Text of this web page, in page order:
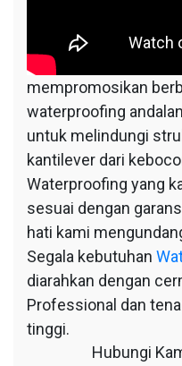
mempromosikan
waterproofing
untuk melindungi
kantilever dari
Waterproofing yang
sesuai dengan
hati kami
Segala kebutuhan
diarahkan dengan
Professional dan
tinggi.
Hubungi